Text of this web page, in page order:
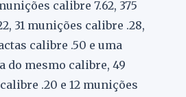
calibre 7.62, 375
31 munições calibre .28,
calibre .50 e uma
do mesmo calibre, 49
.20 e 12 munições